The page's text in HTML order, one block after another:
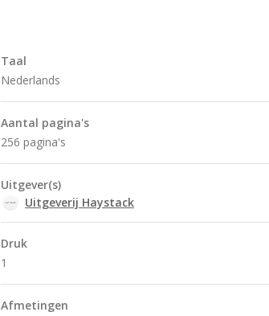
Taal
Nederlands
Aantal pagina's
256 pagina's
Uitgever(s)
Uitgeverij Haystack
Druk
1
Afmetingen